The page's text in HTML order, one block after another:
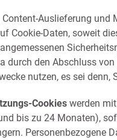
Auslieferung
Cookie-Daten, soweit
durch den Abschluss
nutzen, es sei
Cookies werden
bis zu 24 Monaten),
Personenbezogene